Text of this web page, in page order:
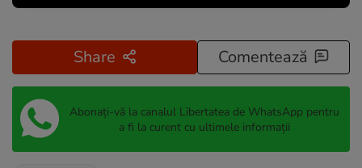
Share Comentează
Abonați-vă la canalul Libertatea de WhatsApp pentru
a fi la curent cu ultimele informații